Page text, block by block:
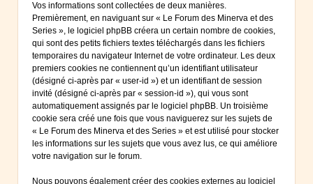
Vos informations sont collectées de deux manières.
Premièrement, en naviguant sur « Le Forum des Minerva et des
Series », le logiciel phpBB créera un certain nombre de cookies,
qui sont des petits fichiers textes téléchargés dans les fichiers
temporaires du navigateur Internet de votre ordinateur. Les deux
premiers cookies ne contiennent qu’un identifiant utilisateur
(désigné ci-après par « user-id ») et un identifiant de session
invité (désigné ci-après par « session-id »), qui vous sont
automatiquement assignés par le logiciel phpBB. Un troisième
cookie sera créé une fois que vous naviguerez sur les sujets de
« Le Forum des Minerva et des Series » et est utilisé pour stocker
les informations sur les sujets que vous avez lus, ce qui améliore
votre navigation sur le forum.
Nous pouvons également créer des cookies externes au logiciel